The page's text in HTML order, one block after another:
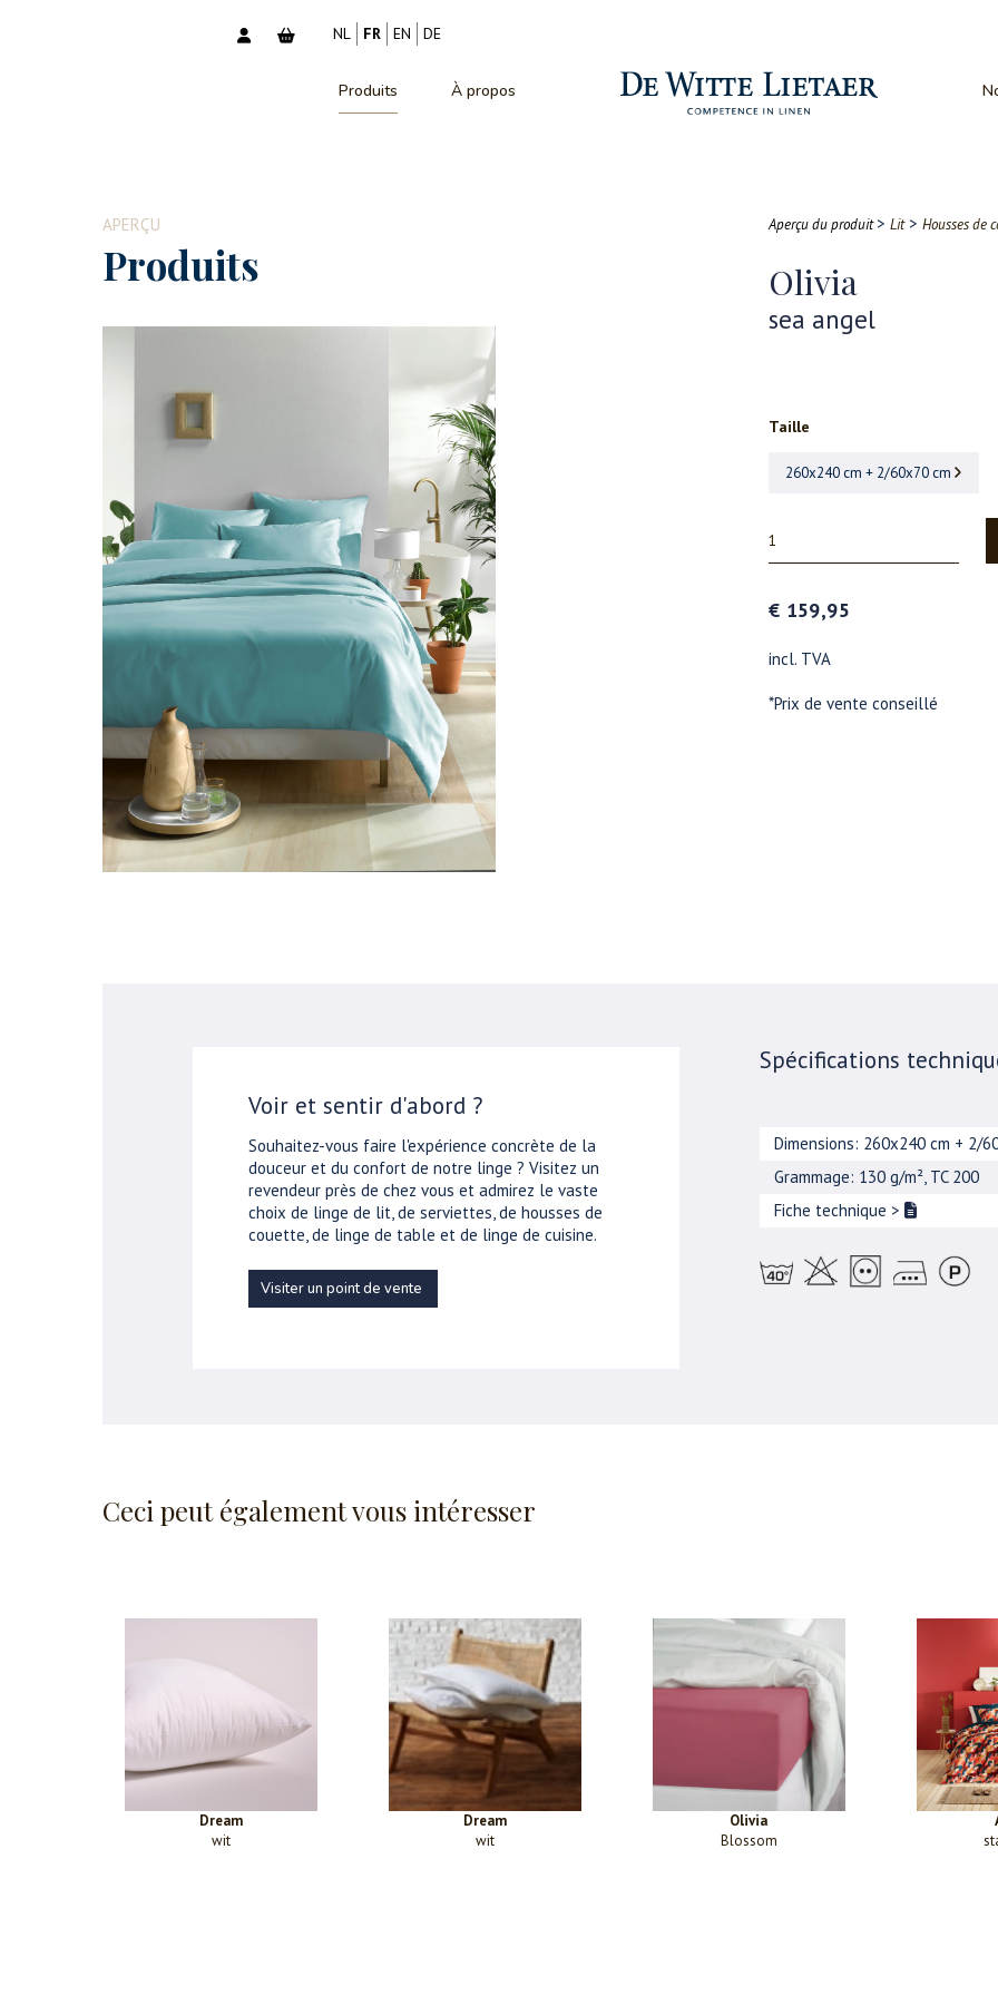
NL FR EN DE
Produits À propos
APERÇU
Produits
Aperçu du produit > Lit> Housses de
Olivia
sea angel
Taille
260x240 cm + 2/60x70 cm
€ 159,95
incl. TVA
*Prix de vente conseillé
Voir et sentir d'abord ?
Souhaitez-vous faire l'expérience concrète de la
douceur et du confort de notre linge ? Visitez un
revendeur près de chez vous et admirez le vaste
choix de linge de lit, de serviettes, de housses de
couette, de linge de table et de linge de cuisine.
Visiter un point de vente
Spécifications
Dimensions: 260x240 cm + 2/
Grammage: 130 g/m², TC 200
Fiche technique >
Ceci peut également vous intéresser
Dream
wit
Dream
wit
Olivia
Blossom